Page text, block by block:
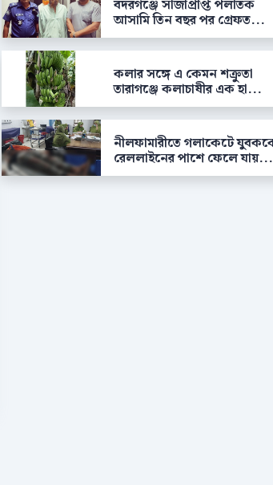
বদরগঞ্জে সাজাপ্রাপ্ত পলাতক
আসামি তিন বছর পর গ্রেফত...
কলার সঙ্গে এ কেমন শক্রুতা
তারাগঞ্জে কলাচাষীর এক হা...
নীলফামারীতে গলাকেটে
রেললাইনের পাশে ফেলে যায়...